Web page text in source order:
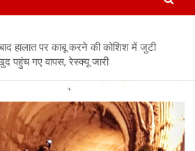
News in
हालात पर काबू करने की कोशिश में जुटी
पहुंच गए वापस, रेस्क्यू जारी